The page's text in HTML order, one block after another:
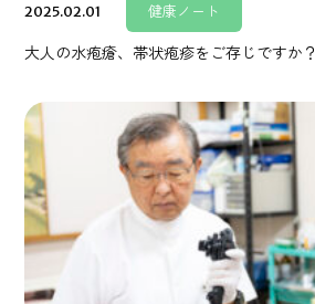
2025.02.01 健康ノート
大人の水疱瘡、帯状疱疹をご存じですか？